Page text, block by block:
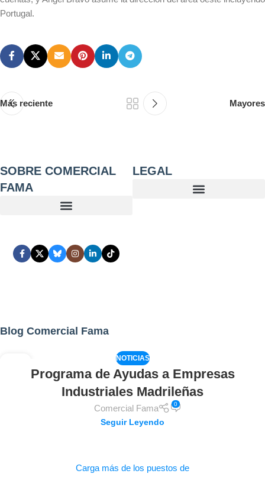
Portugal.
Más reciente Mayores
SOBRE COMERCIAL
FAMA
LEGAL
Blog Comercial Fama
NOTICIAS
Programa de Ayudas a Empresas
Industriales Madrileñas
Comercial Fama 0
Seguir Leyendo
Carga más de los puestos de